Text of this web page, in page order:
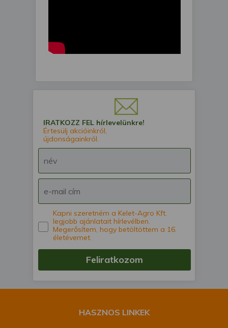
IRATKOZZ FEL hírlevelünkre!
Értesülj akcióinkról,
újdonságainkról.
Kapni szeretném a Kelet-Agro Kft.
legjobb ajánlatait hírlevélben.
Megerősítem, hogy betöltöttem a 16.
életévemet.
Feliratkozom
HASZNOS LINKEK